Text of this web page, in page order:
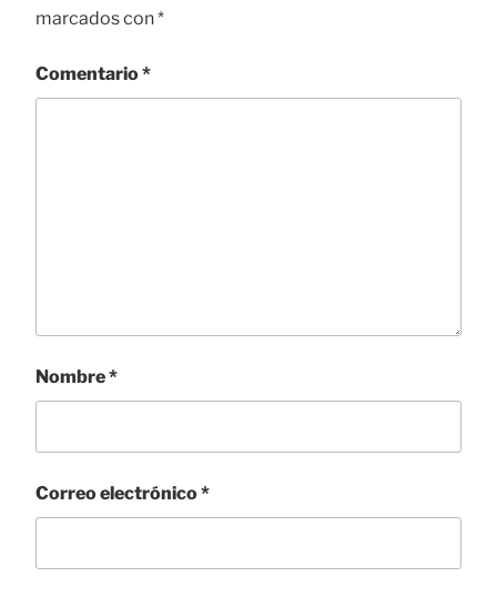
marcados con*
Comentario*
Nombre*
Correo electrónico*